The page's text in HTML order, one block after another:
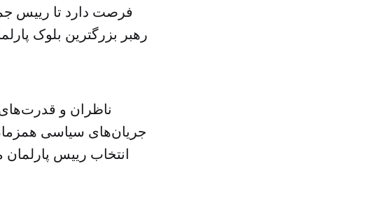
رهبر بزرگترین بلوک
ناظران و قدرت‌های
جریان‌های سیاسی همزمان
انتخاب رییس